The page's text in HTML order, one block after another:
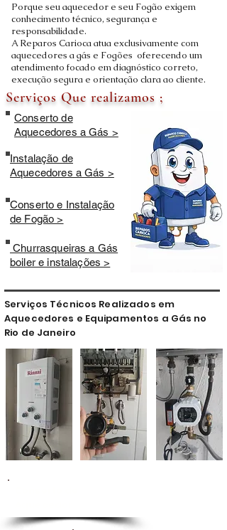
Porque seu aquecedor e seu Fogão exigem
conhecimento técnico, segurança e
responsabilidade.
A Reparos Carioca atua exclusivamente com
aquecedores a gás e Fogões oferecendo um
atendimento focado em diagnóstico correto,
execução segura e orientação clara ao cliente.
Serviços Que realizamos ;
Conserto de
Aquecedores a Gás >
Instalação de
Aquecedores a Gás >
Conserto e Instalação
de Fogão >
Churrasqueiras a Gás
boiler e instalações >
Serviços Técnicos Realizados em
Aquecedores e Equipamentos a Gás no
Rio de Janeiro